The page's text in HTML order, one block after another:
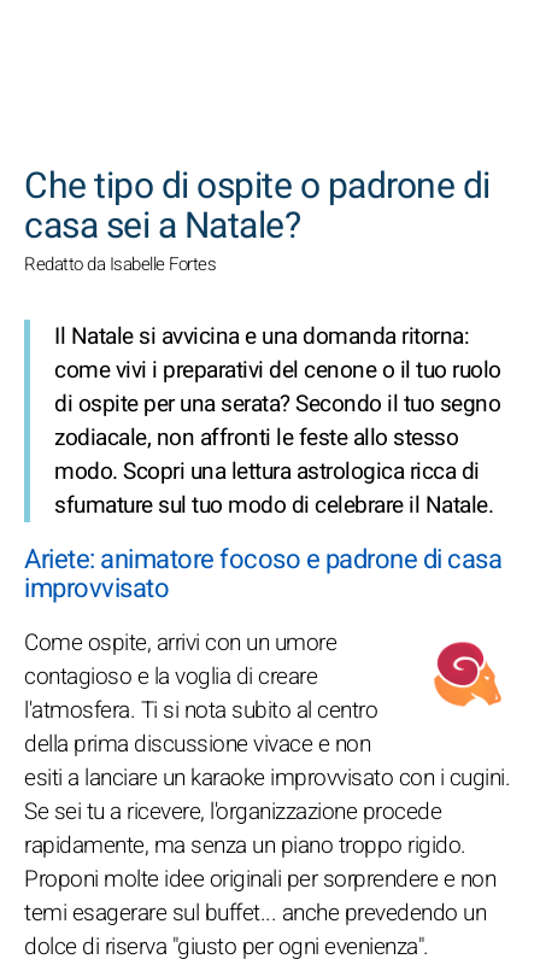
Che tipo di ospite o padrone di
casa sei a Natale?
Redatto da Isabelle Fortes
Il Natale si avvicina e una domanda ritorna:
come vivi i preparativi del cenone o il tuo ruolo
di ospite per una serata? Secondo il tuo segno
zodiacale, non affronti le feste allo stesso
modo. Scopri una lettura astrologica ricca di
sfumature sul tuo modo di celebrare il Natale.
Ariete: animatore focoso e padrone di casa
improvvisato
Come ospite, arrivi con un umore
contagioso e la voglia di creare
l'atmosfera. Ti si nota subito al centro
della prima discussione vivace e non
esiti a lanciare un karaoke improvvisato con i cugini.
Se sei tu a ricevere, l'organizzazione procede
rapidamente, ma senza un piano troppo rigido.
Proponi molte idee originali per sorprendere e non
temi esagerare sul buffet... anche prevedendo un
dolce di riserva "giusto per ogni evenienza".